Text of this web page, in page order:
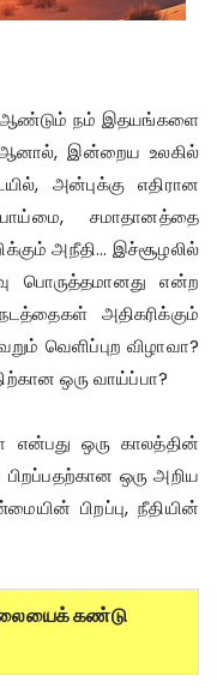
ஆண்டும் நம் இதயங்களை
ஆனால், இன்றைய உலகில்
அன்புக்கு எதிரான
சமாதானத்தை
அநீதி... இச்சூழலில்
பொருத்தமானது என்ற
அதிகரிக்கும்
வெளிப்புற விழாவா?
ஒரு வாய்ப்பா?
என்பது ஒரு காலத்தின்
ஒரு அறிய
பிறப்பு, நீதியின்
கண்டு